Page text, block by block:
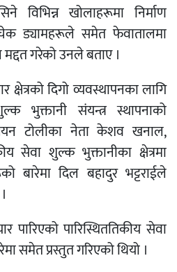
विभिन्न खोलाहरूमा निर्माण
ड्यामहरूले समेत फेवातालमा
गरेको उनले बताए ।
दिगो व्यवस्थापनका लागि
भुक्तानी संयन्त्र स्थापनाको
टोलीका नेता केशव खनाल,
सेवा शुल्क भुक्तानीका क्षेत्रमा
बारेमा दिल बहादुर भट्टराईले
पारिएको पारिस्थिततिकीय सेवा
समेत प्रस्तुत गरिएको थियो ।